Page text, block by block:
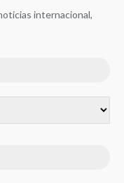
internacional,